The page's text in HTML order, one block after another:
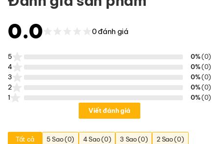
0.0 0 đánh giá
5 0%(0)
4
0%(0)
3
0%(0)
2
0%(0)
1
0%(0)
Viết đánh giá
Tất cả 5 Sao (0) 4 Sao (0) 3 Sao (0)
2 Sao (0)